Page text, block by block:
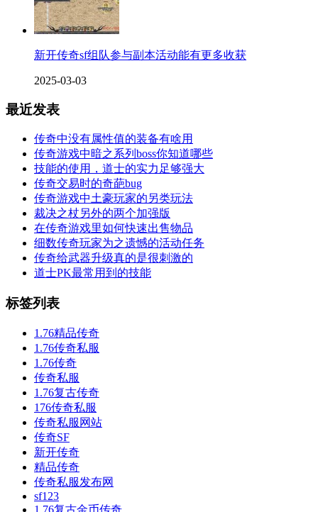
新开传奇sf组队参与副本活动能有更多收获
2025-03-03
最近发表
传奇中没有属性值的装备有啥用
传奇游戏中暗之系列boss你知道哪些
技能的使用，道士的实力足够强大
传奇交易时的奇葩bug
传奇游戏中土豪玩家的另类玩法
裁决之杖另外的两个加强版
在传奇游戏里如何快速出售物品
细数传奇玩家为之遗憾的活动任务
传奇给武器升级真的是很刺激的
道士PK最常用到的技能
标签列表
1.76精品传奇
1.76传奇私服
1.76传奇
传奇私服
1.76复古传奇
176传奇私服
传奇私服网站
传奇SF
新开传奇
精品传奇
传奇私服发布网
sf123
1.76复古金币传奇